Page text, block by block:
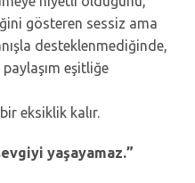
gösteren sessiz ama
desteklenmediğinde,
eşitliğe
eksiklik kalır.
yaşayamaz.”